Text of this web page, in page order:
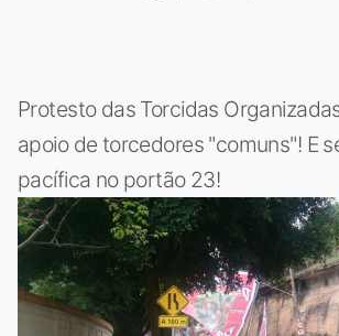
Protesto das Torcidas
apoio de torcedores "comuns"! E
pacífica no portão 23!